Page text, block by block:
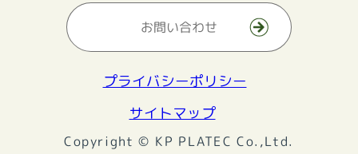
お問い合わせ
プライバシーポリシー
サイトマップ
Copyright © KP PLATEC Co.,Ltd.